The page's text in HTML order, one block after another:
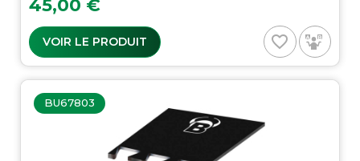
45,00 €
VOIR LE PRODUIT favorite_border
BU67803